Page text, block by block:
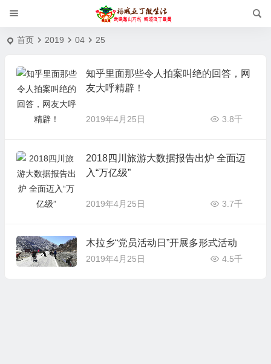
首页 2019 04 25
知乎里面那些令人拍案叫绝的回答，网
友大呼精辟！
2019年4月25日 3.8千
2018四川旅游大数据报告出炉 全面迈
入“万亿级”
2019年4月25日 3.7千
木拉乡“党员活动日”开展多形式活动
2019年4月25日 4.5千